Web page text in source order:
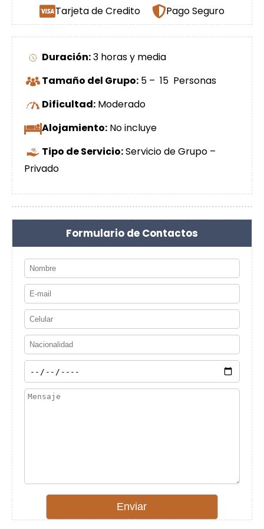
Tarjeta de Credito Pago Seguro
Duración:3 horas y media
Tamaño del Grupo: 5 – 15 Personas
Dificultad: Moderado
Alojamiento: No incluye
Tipo de Servicio:Servicio de Grupo –
Privado
Formulario de Contactos